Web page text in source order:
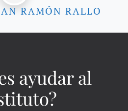
RAMÓN RALLO
ayudar al